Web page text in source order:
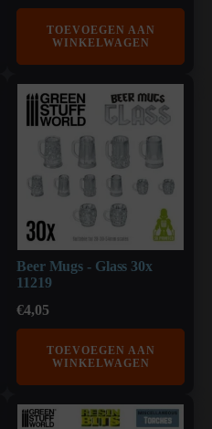
TOEVOEGEN AAN
WINKELWAGEN
Beer Mugs - Glass 30x
11219
€4,05
TOEVOEGEN AAN
WINKELWAGEN